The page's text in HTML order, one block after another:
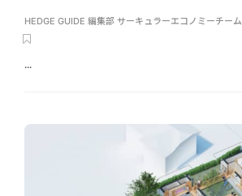
HEDGE GUIDE 編集部 サーキュラーエコノミーチーム
...